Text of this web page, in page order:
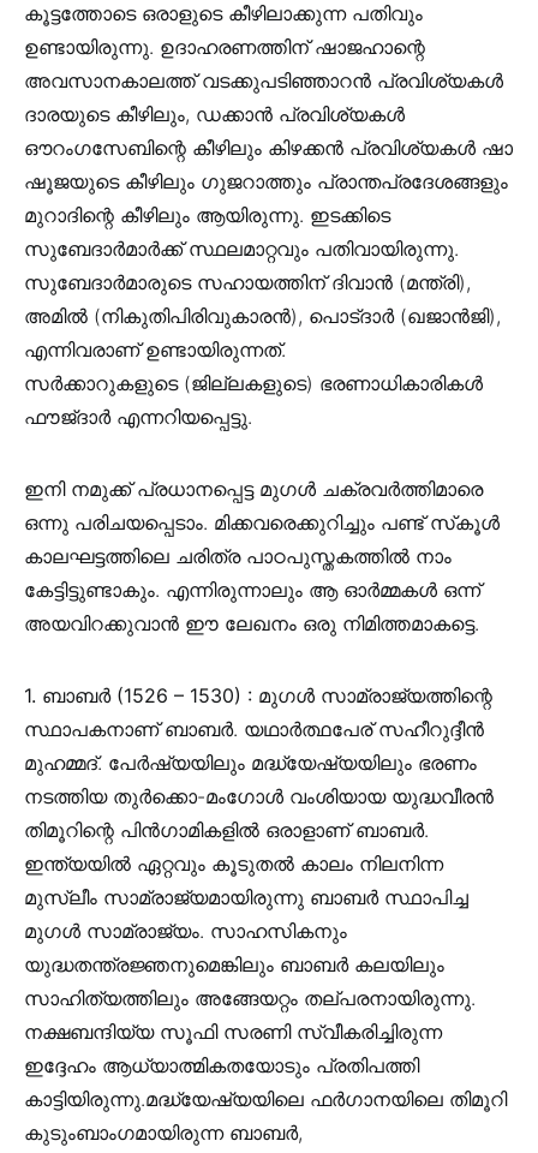
കൂട്ടത്തോടെ ഒരാളുടെ കീഴിലാക്കുന്ന പതിവും
ഉണ്ടായിരുന്നു. ഉദാഹരണത്തിന് ഷാജഹാന്റെ
അവസാനകാലത്ത് വടക്കുപടിഞ്ഞാറൻ പ്രവിശ്യകൾ
ദാരയുടെ കീഴിലും, ഡക്കാൻ പ്രവിശ്യകൾ
ഔറംഗസേബിന്റെ കീഴിലും കിഴക്കൻ പ്രവിശ്യകൾ ഷാ
ഷൂജയുടെ കീഴിലും ഗുജറാത്തും പ്രാന്തപ്രദേശങ്ങളും
മുറാദിന്റെ കീഴിലും ആയിരുന്നു. ഇടക്കിടെ
സുബേദാർമാർക്ക് സ്ഥലമാറ്റവും പതിവായിരുന്നു.
സുബേദാർമാരുടെ സഹായത്തിന് ദിവാൻ (മന്ത്രി),
അമിൽ (നികുതിപിരിവുകാരൻ), പൊട്ദാർ (ഖജാൻജി),
എന്നിവരാണ് ഉണ്ടായിരുന്നത്.
സർക്കാറുകളുടെ (ജില്ലകളുടെ) ഭരണാധികാരികൾ
ഫൗജ്ദാർ എന്നറിയപ്പെട്ടു.
ഇനി നമുക്ക് പ്രധാനപ്പെട്ട മുഗൾ ചക്രവർത്തിമാരെ
ഒന്നു പരിചയപ്പെടാം. മിക്കവരെക്കുറിച്ചും പണ്ട് സ്‌കൂൾ
കാലഘട്ടത്തിലെ ചരിത്ര പാഠപുസ്തകത്തിൽ നാം
കേട്ടിട്ടുണ്ടാകും. എന്നിരുന്നാലും ആ ഓർമ്മകൾ ഒന്ന്
അയവിറക്കുവാൻ ഈ ലേഖനം ഒരു നിമിത്തമാകട്ടെ.
1. ബാബർ (1526 – 1530) : മുഗൾ സാമ്രാജ്യത്തിന്റെ
സ്ഥാപകനാണ് ബാബർ. യഥാർത്ഥപേര് സഹീറുദ്ദീൻ
മുഹമ്മദ്. പേർഷ്യയിലും മദ്ധ്യേഷ്യയിലും ഭരണം
നടത്തിയ തുർക്കൊ-മംഗോൾ വംശിയായ യുദ്ധവീരൻ
തിമൂറിന്റെ പിൻ‍ഗാമികളിൽ ഒരാളാണ് ബാബർ.
ഇന്ത്യയിൽ ഏറ്റവും കൂടുതൽ കാലം നിലനിന്ന
മുസ്ലീം സാമ്രാജ്യമായിരുന്നു ബാബർ സ്ഥാപിച്ച
മുഗൾ സാമ്രാജ്യം. സാഹസികനും
യുദ്ധതന്ത്രജ്ഞനുമെങ്കിലും ബാബർ കലയിലും
സാഹിത്യത്തിലും അങ്ങേയറ്റം തല്പരനായിരുന്നു.
നക്ഷബന്ദിയ്യ സൂഫി സരണി സ്വീകരിച്ചിരുന്ന
ഇദ്ദേഹം ആധ്യാത്മികതയോടും പ്രതിപത്തി
കാട്ടിയിരുന്നു.മദ്ധ്യേഷ്യയിലെ ഫർഗാനയിലെ തിമൂറി
കുടുംബാംഗമായിരുന്ന ബാബർ,